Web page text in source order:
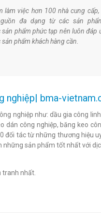
làm việc hơn 100 nhà cung cấp,
đa dạng từ các sản
sản phẩm phức tạp nên luôn đáp
phẩm khách hàng cần.
nghiệp| bma-
nghiệp như: dầu gia công
dán công nghiệp, băng keo
đối tác từ những thương hiệu
những sản phẩm tốt nhất với
tranh nhất.